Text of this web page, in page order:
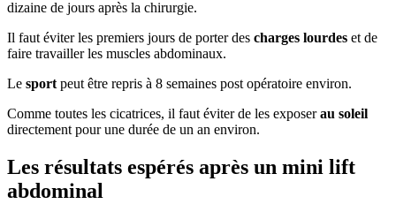
dizaine de jours après la chirurgie.
Il faut éviter les premiers jours de porter des charges lourdes et de
faire travailler les muscles abdominaux.
Le sport peut être repris à 8 semaines post opératoire environ.
Comme toutes les cicatrices, il faut éviter de les exposerau soleil
directement pour une durée de un an environ.
Les résultats espérés après un mini lift
abdominal